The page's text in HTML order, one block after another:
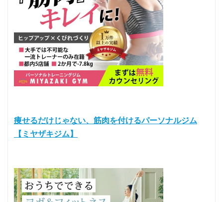
痩せるだけじゃない、筋肉を付けるパーソナルジム
【ミヤザキジム】